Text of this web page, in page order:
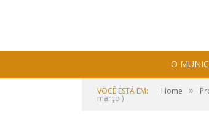
O
VOCÊ ESTÁ EM: Home »
março )